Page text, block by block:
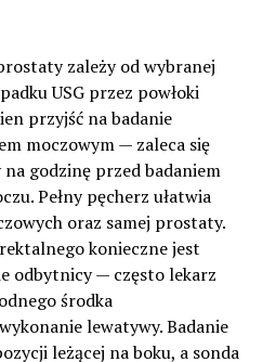
zależy od wybranej
USG przez powłoki
przyjść na badanie
moczowym — zaleca się
godzinę przed badaniem
Pełny pęcherz ułatwia
oraz samej prostaty.
konieczne jest
odbytnicy — często lekarz
środka
lewatywy. Badanie
leżącej na boku, a sonda